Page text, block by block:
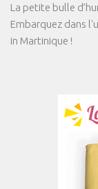
La petite bulle
Embarquez dans
in Martinique !